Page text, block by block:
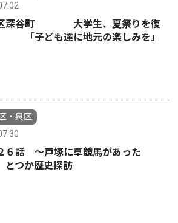
深谷町 大学生、夏祭りを復
子ども達に地元の楽しみを」
・泉区
６話 〜戸塚に草競馬があった
つか歴史探訪